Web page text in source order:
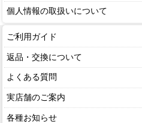
個人情報の取扱いについて
ご利用ガイド
返品・交換について
よくある質問
実店舗のご案内
各種お知らせ